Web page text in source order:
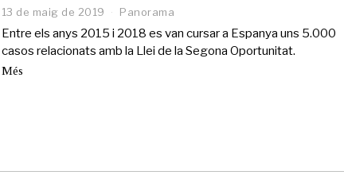
13 de maig de 2019
3
d
e
0
Panorama
Entre els anys 2015 i 2018 es van cursar a Espanya uns 5.000
casos relacionats amb la Llei de la Segona Oportunitat.
Més